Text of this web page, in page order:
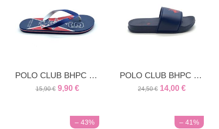
POLO CLUB BHPC Ανδρική - εφηβική παντόφλα μπλε
15,90 € 9,90 €
POLO CLUB BHPC παιδική παντόφλα μπλέ
24,50 € 14,00 €
– 43% – 41%